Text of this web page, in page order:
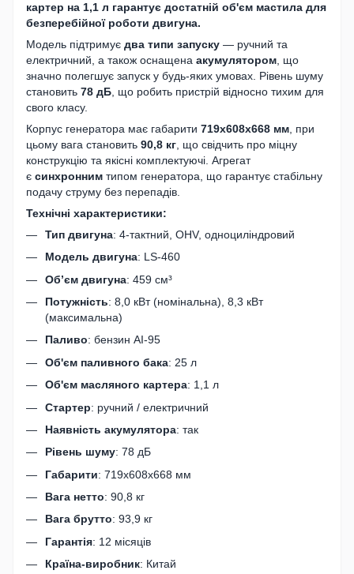
картер на 1,1 л гарантує достатній об'єм мастила для
безперебійної роботи двигуна.
Модель підтримує два типи запуску — ручний та
електричний, а також оснащена акумулятором , що
значно полегшує запуск у будь-яких умовах. Рівень шуму
становить 78 дБ , що робить пристрій відносно тихим для
свого класу.
Корпус генератора має габарити 719х608х668 мм , при
цьому вага становить 90,8 кг , що свідчить про міцну
конструкцію та якісні комплектуючі. Агрегат
є синхронним типом генератора, що гарантує стабільну
подачу струму без перепадів.
Технічні характеристики:
Тип двигуна: 4-тактний, OHV, одноциліндровий
Модель двигуна: LS-460
Об’єм двигуна: 459 см³
Потужність: 8,0 кВт (номінальна), 8,3 кВт
(максимальна)
Паливо: бензин АІ-95
Об'єм паливного бака: 25 л
Об'єм масляного картера: 1,1 л
Стартер: ручний / електричний
Наявність акумулятора: так
Рівень шуму: 78 дБ
Габарити: 719х608х668 мм
Вага нетто: 90,8 кг
Вага брутто: 93,9 кг
Гарантія: 12 місяців
Країна-виробник: Китай